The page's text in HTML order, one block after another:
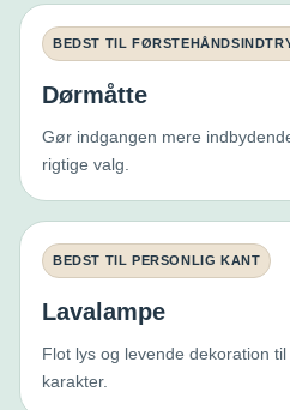
BEDST TIL
Dørmåtte
Gør indgangen mere
rigtige valg.
BEDST TIL PERSONLIG KANT
Lavalampe
Flot lys og levende dekoration
karakter.